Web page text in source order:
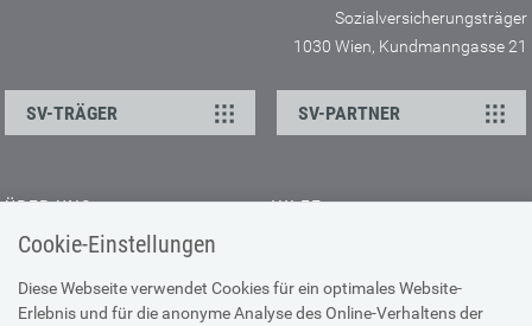
Cookie-Einstellungen
Diese Webseite verwendet Cookies für ein optimales Website-
Erlebnis und für die anonyme Analyse des Online-Verhaltens der
Sozialversicherungsträger
1030 Wien, Kundmanngasse 21
SV-TRÄGER SV-PARTNER
ÜBER UNS
Kontakt
Offene Stellen
Presse
HILFE
Browser-Info & Sicherheit
Hilfe zur Suche